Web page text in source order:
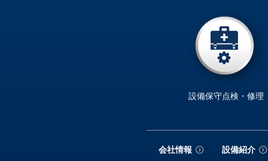
設備保守点検・修理
会社情報 設備紹介